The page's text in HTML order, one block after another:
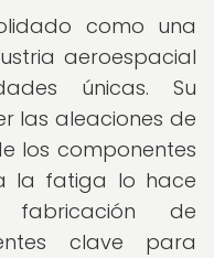
como una
aeroespacial
únicas. Su
las aleaciones de
los componentes
la fatiga lo hace
de
clave para